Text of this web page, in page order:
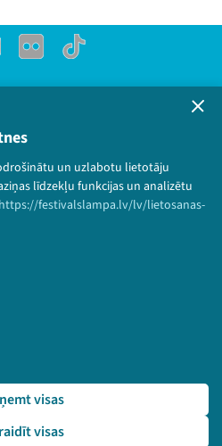
un uzlabotu lietotāju
līdzekļu funkcijas un analizētu
https://festivalslampa.lv/lv/lietosanas-
visas
visas
2026
X Instagram
Flick TikTok
sīkdatņu politika
Visas tiesības